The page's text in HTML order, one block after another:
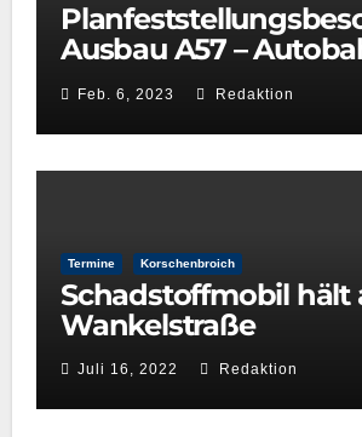
Ausbau A57 –
Neuss-West und
Reuschenberg
Feb. 6, 2023 Redaktion
Termine Korschenbroich
Schadstoffmobil hält
Wankelstraße
Juli 16, 2022 Redaktion